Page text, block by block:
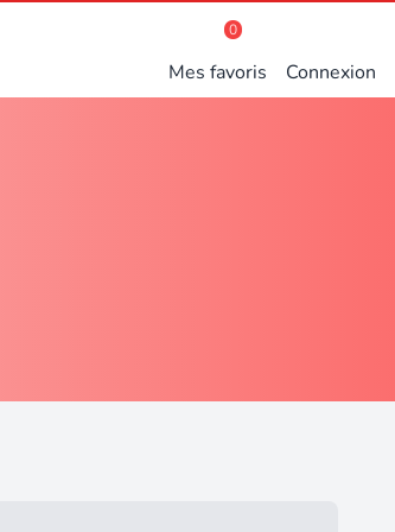
0
Mes favoris Connexion